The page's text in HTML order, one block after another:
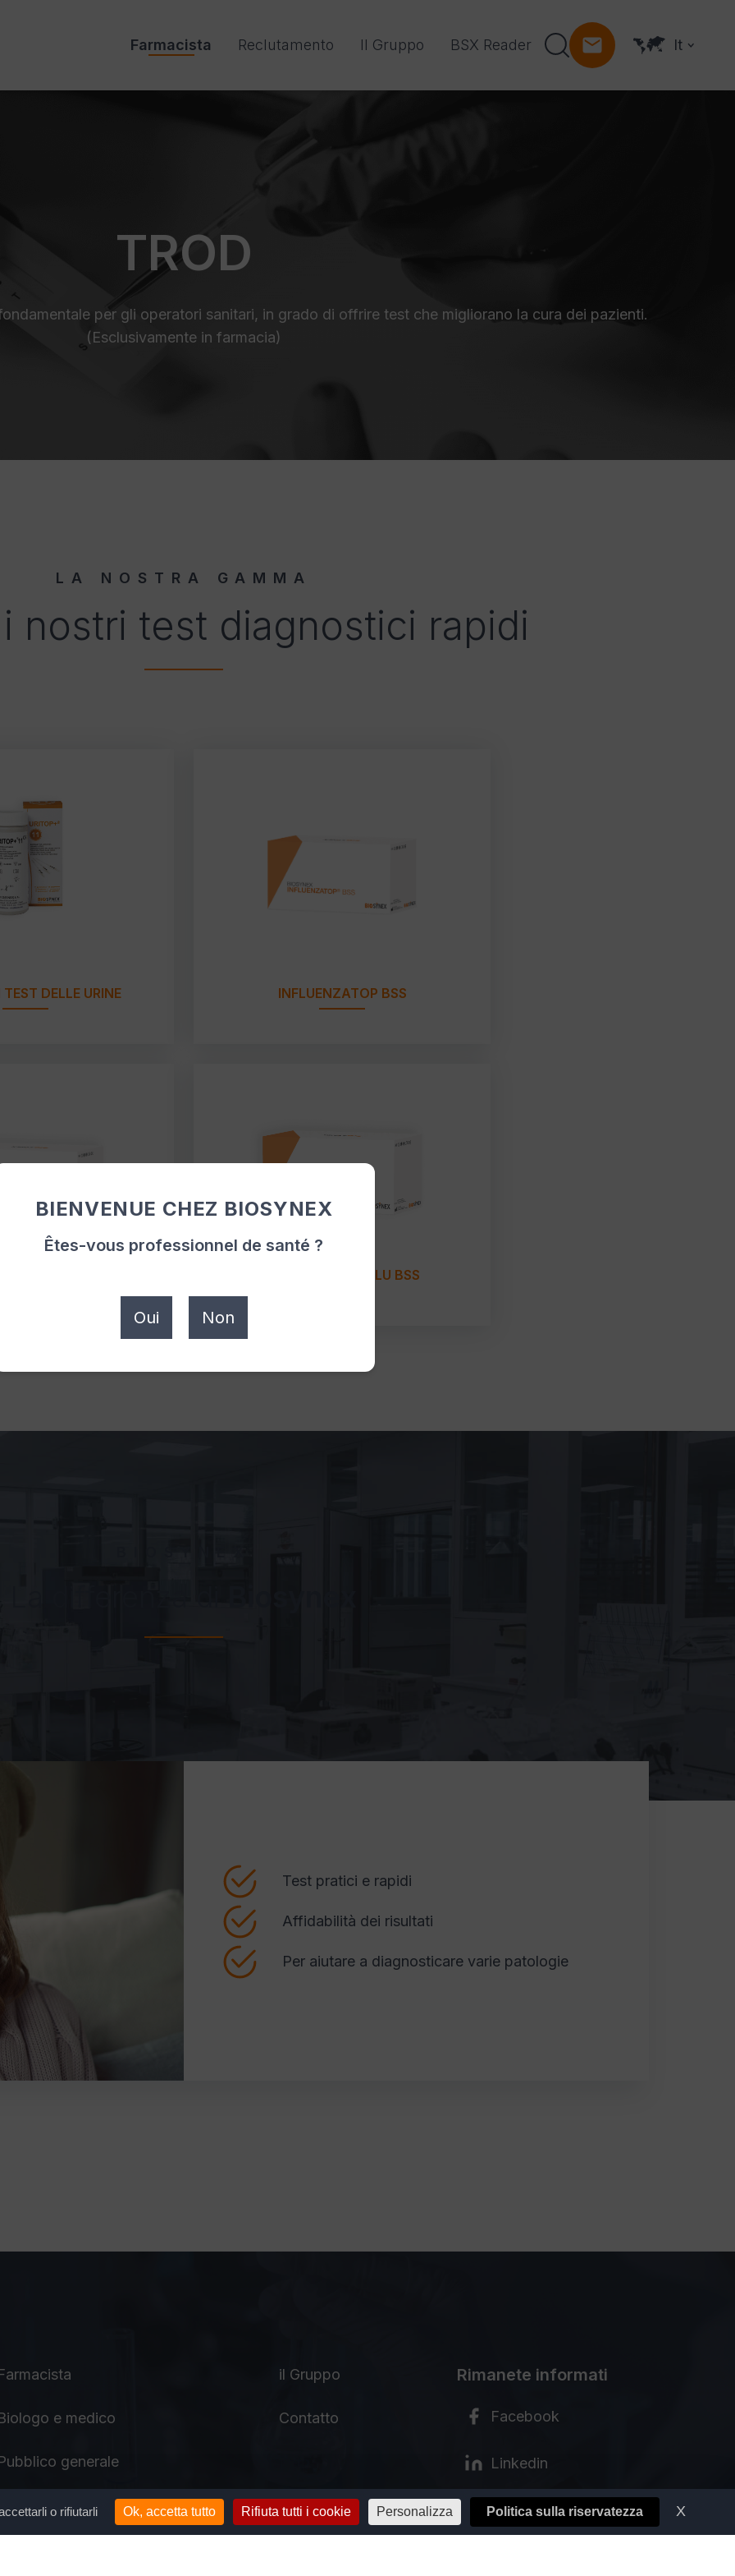
Farmacista Reclutamento Il Gruppo BSX Reader It
TROD
per gli operatori sanitari, in grado di offrire test che migliorano la cura dei pazienti.
(Esclusivamente in farmacia)
LA NOSTRA GAMMA
nostri test diagnostici rapidi
TEST DELLE URINE INFLUENZATOP BSS
COMBO COVID-FLU BSS
Test pratici e rapidi
Affidabilità dei risultati
Per aiutare a diagnosticare varie patologie
e medico
generale
il Gruppo
Contatto
Rimanete informati
Facebook
Linkedin
Youtube
BIENVENUE CHEZ BIOSYNEX
Êtes-vous professionnel de santé ?
Oui Non
o rifiutarli Ok, accetta tutto Rifiuta tutti i cookie Personalizza Politica sulla riservatezza X